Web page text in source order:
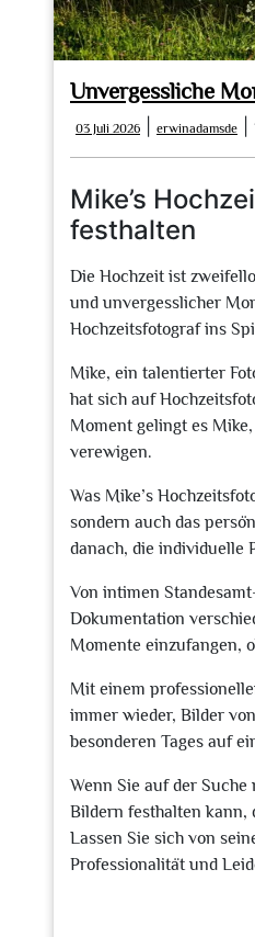
Unvergessliche
03 Juli 2026
Juli
2026
erwinadamsde
Mike’s
festhalten
Die Hochzeit ist
und unvergesslicher
Hochzeitsfotograf ins
Mike, ein talentierter
hat sich auf
Moment gelingt es
verewigen.
Was Mike’s
sondern auch das
danach, die individuelle
Von intimen
Dokumentation
Momente einzufangen,
Mit einem
immer wieder, Bilder
besonderen Tages auf
Wenn Sie auf der
Bildern festhalten kann,
Lassen Sie sich von
Professionalität und